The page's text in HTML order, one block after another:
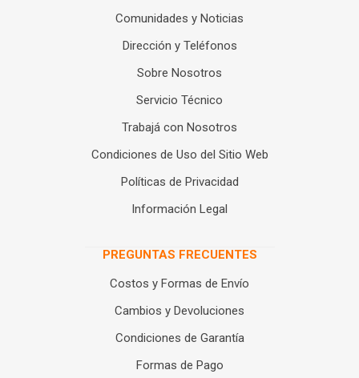
Comunidades y Noticias
Dirección y Teléfonos
Sobre Nosotros
Servicio Técnico
Trabajá con Nosotros
Condiciones de Uso del Sitio Web
Políticas de Privacidad
Información Legal
PREGUNTAS FRECUENTES
Costos y Formas de Envío
Cambios y Devoluciones
Condiciones de Garantía
Formas de Pago